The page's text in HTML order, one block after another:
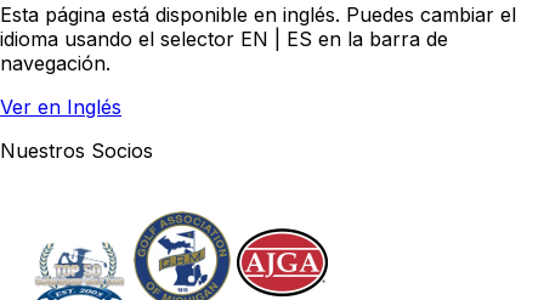
Esta página está disponible en inglés. Puedes cambiar el
idioma usando el selector EN | ES en la barra de
navegación.
Ver en Inglés
Nuestros Socios